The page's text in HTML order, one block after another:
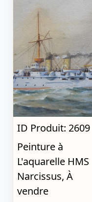
ID Produit: 2609
Peinture à
L'aquarelle HMS
Narcissus, À
vendre